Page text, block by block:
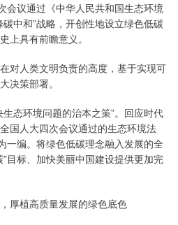
会议通过《中华人民共和国生态环境
中和”战略，开创性地设立绿色低碳
上具有前瞻意义。
对人类文明负责的高度，基于实现可
决策部署。
态环境问题的治本之策”。回应时代
国人大四次会议通过的生态环境法
一编。将绿色低碳理念融入发展的全
目标、加快美丽中国建设提供更加完
厚植高质量发展的绿色底色